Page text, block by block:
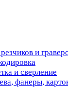
и
и сверление
фанеры,